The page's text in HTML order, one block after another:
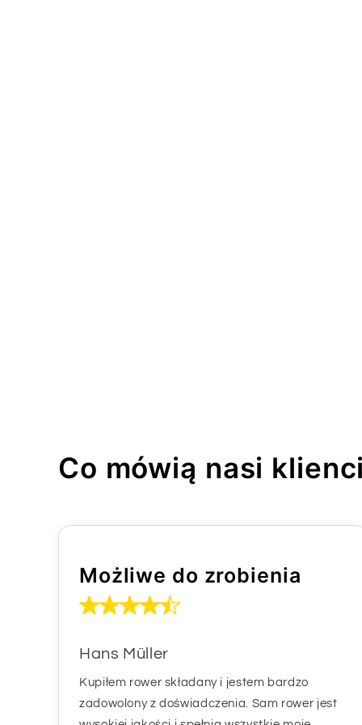
Co mówią nasi klienci
Możliwe do zrobienia
Hans Müller
Kupiłem rower składany i jestem bardzo
zadowolony z doświadczenia. Sam rower jest